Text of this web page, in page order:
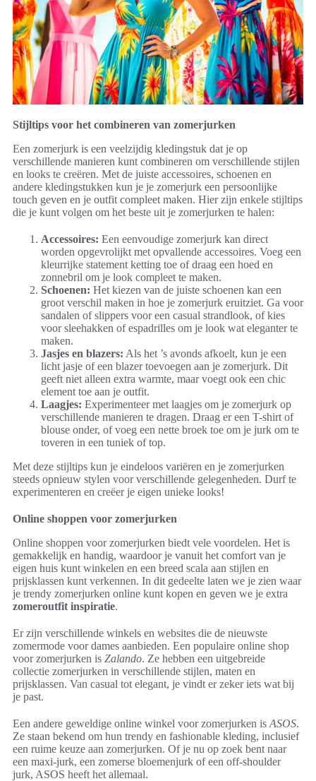
Stijltips voor het combineren van zomerjurken
Een zomerjurk is een veelzijdig kledingstuk dat je op
verschillende manieren kunt combineren om verschillende stijlen
en looks te creëren. Met de juiste accessoires, schoenen en
andere kledingstukken kun je je zomerjurk een persoonlijke
touch geven en je outfit compleet maken. Hier zijn enkele stijltips
die je kunt volgen om het beste uit je zomerjurken te halen:
Accessoires: Een eenvoudige zomerjurk kan direct
worden opgevrolijkt met opvallende accessoires. Voeg een
kleurrijke statement ketting toe of draag een hoed en
zonnebril om je look compleet te maken.
Schoenen: Het kiezen van de juiste schoenen kan een
groot verschil maken in hoe je zomerjurk eruitziet. Ga voor
sandalen of slippers voor een casual strandlook, of kies
voor sleehakken of espadrilles om je look wat eleganter te
maken.
Jasjes en blazers: Als het ’s avonds afkoelt, kun je een
licht jasje of een blazer toevoegen aan je zomerjurk. Dit
geeft niet alleen extra warmte, maar voegt ook een chic
element toe aan je outfit.
Laagjes: Experimenteer met laagjes om je zomerjurk op
verschillende manieren te dragen. Draag er een T-shirt of
blouse onder, of voeg een nette broek toe om je jurk om te
toveren in een tuniek of top.
Met deze stijltips kun je eindeloos variëren en je zomerjurken
steeds opnieuw stylen voor verschillende gelegenheden. Durf te
experimenteren en creëer je eigen unieke looks!
Online shoppen voor zomerjurken
Online shoppen voor zomerjurken biedt vele voordelen. Het is
gemakkelijk en handig, waardoor je vanuit het comfort van je
eigen huis kunt winkelen en een breed scala aan stijlen en
prijsklassen kunt verkennen. In dit gedeelte laten we je zien waar
je trendy zomerjurken online kunt kopen en geven we je extra
zomeroutfit inspiratie.
Er zijn verschillende winkels en websites die de nieuwste
zomermode voor dames aanbieden. Een populaire online shop
voor zomerjurken is Zalando. Ze hebben een uitgebreide
collectie zomerjurken in verschillende stijlen, maten en
prijsklassen. Van casual tot elegant, je vindt er zeker iets wat bij
je past.
Een andere geweldige online winkel voor zomerjurken is ASOS.
Ze staan bekend om hun trendy en fashionable kleding, inclusief
een ruime keuze aan zomerjurken. Of je nu op zoek bent naar
een maxi-jurk, een zomerse bloemenjurk of een off-shoulder
jurk, ASOS heeft het allemaal.